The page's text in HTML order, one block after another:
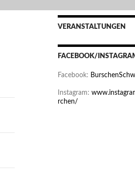
VERANSTALTUNGEN
FACEBOOK/
Facebook:
Instagram:
rchen/